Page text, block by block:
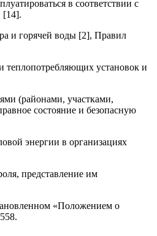
в соответствии с
[14].
и горячей воды [2], Правил
теплопотребляющих установок и
(районами, участками,
состояние и безопасную
энергии в организациях
представление им
«Положением о